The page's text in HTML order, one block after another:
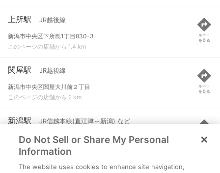
上所駅 JR越後線
新潟市中央区下所島1丁目830-3
このページの店舗から 1.4 km
ルート
を見る
関屋駅 JR越後線
新潟市中央区関屋大川前２丁目
このページの店舗から 2 km
ルート
を見る
新潟駅 JR信越本線(直江津～新潟) など
新潟市中央区花園１丁目
このページの店舗から 2.4 km
ルート
を見る
Do Not Sell or Share My Personal
Information
The website uses cookies to enhance site navigation,